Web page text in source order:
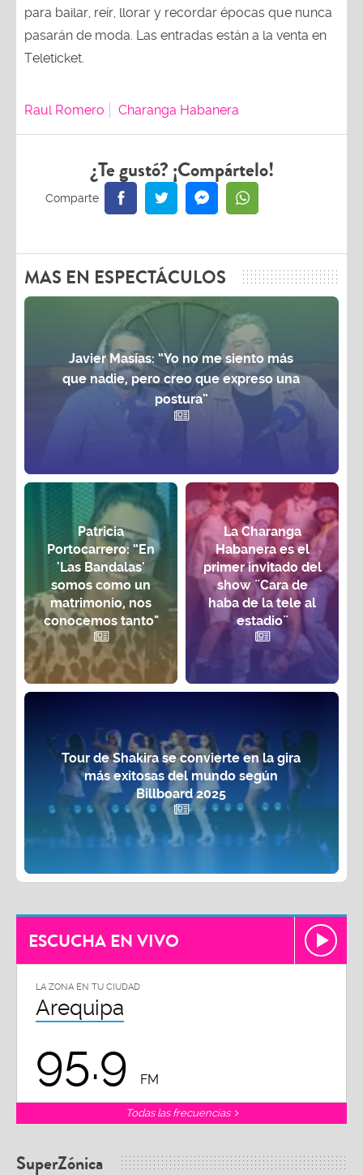
para bailar, reír, llorar y recordar épocas que nunca
pasarán de moda. Las entradas están a la venta en
Teleticket.
Raul Romero Charanga Habanera
¿Te gustó? ¡Compártelo!
MAS EN ESPECTÁCULOS
Javier Masías: “Yo no me siento más
que nadie, pero creo que expreso una
postura”
Patricia
Portocarrero: “En
'Las Bandalas'
somos como un
matrimonio, nos
conocemos tanto"
La Charanga
Habanera es el
primer invitado del
show ¨Cara de
haba de la tele al
estadio¨
Tour de Shakira se convierte en la gira
más exitosas del mundo según
Billboard 2025
ESCUCHA EN VIVO
LA ZONA EN TU CIUDAD
Arequipa
95.9 FM
Todas las frecuencias
SuperZónica